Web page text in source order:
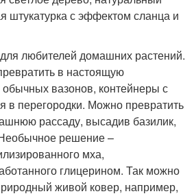
штукатурка с эффектом сланца и
любителей домашних растений.
в настоящую
вазонов, контейнеры с
в перегородки. Можно превратить
рассаду, высадив базилик,
решение –
мха,
глицерином. Так можно
живой ковер, например,